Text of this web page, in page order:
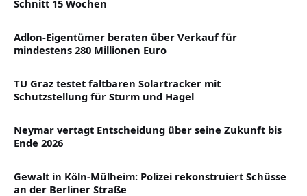
Schnitt 15 Wochen
Adlon-Eigentümer beraten über Verkauf für
mindestens 280 Millionen Euro
TU Graz testet faltbaren Solartracker mit
Schutzstellung für Sturm und Hagel
Neymar vertagt Entscheidung über seine Zukunft bis
Ende 2026
Gewalt in Köln-Mülheim: Polizei rekonstruiert Schüsse
an der Berliner Straße